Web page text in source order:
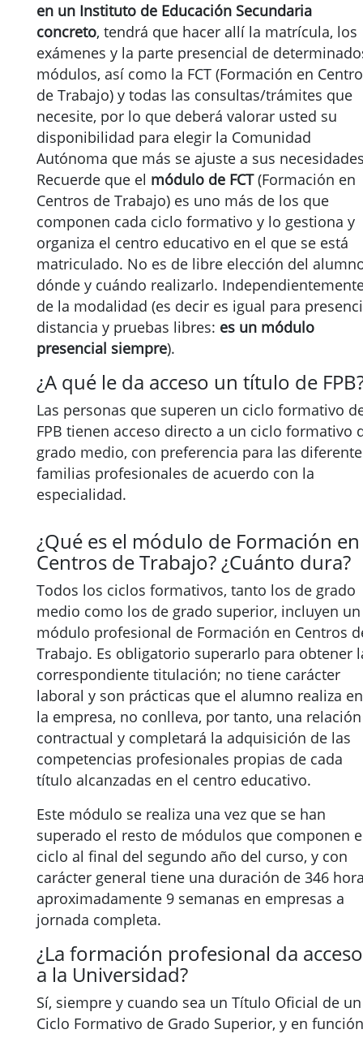
en un Instituto de Educación Secundaria
concreto, tendrá que hacer allí la matrícula, los
exámenes y la parte presencial de
módulos, así como la FCT (Formación en
de Trabajo) y todas las consultas/trámites que
necesite, por lo que deberá valorar usted su
disponibilidad para elegir la Comunidad
Autónoma que más se ajuste a sus
Recuerde que el módulo de FCT(Formación en
Centros de Trabajo) es uno más de los que
componen cada ciclo formativo y lo gestiona y
organiza el centro educativo en el que se está
matriculado. No es de libre elección del
dónde y cuándo realizarlo.
de la modalidad (es decir es igual para
distancia y pruebas libres: es un módulo
presencial siempre).
¿A qué le da acceso un título de
Las personas que superen un ciclo formativo
FPB tienen acceso directo a un ciclo formativo
grado medio, con preferencia para las
familias profesionales de acuerdo con la
especialidad.
¿Qué es el módulo de Formación en
Centros de Trabajo? ¿Cuánto dura?
Todos los ciclos formativos, tanto los de grado
medio como los de grado superior, incluyen un
módulo profesional de Formación en Centros
Trabajo. Es obligatorio superarlo para obtener
correspondiente titulación; no tiene carácter
laboral y son prácticas que el alumno realiza en
la empresa, no conlleva, por tanto, una relación
contractual y completará la adquisición de las
competencias profesionales propias de cada
título alcanzadas en el centro educativo.
Este módulo se realiza una vez que se han
superado el resto de módulos que componen
ciclo al final del segundo año del curso, y con
carácter general tiene una duración de 346
aproximadamente 9 semanas en empresas a
jornada completa.
¿La formación profesional da acceso
a la Universidad?
Sí, siempre y cuando sea un Título Oficial de un
Ciclo Formativo de Grado Superior, y en función